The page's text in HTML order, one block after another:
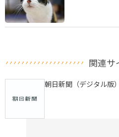
関連サ
朝日新聞（デジタル版）